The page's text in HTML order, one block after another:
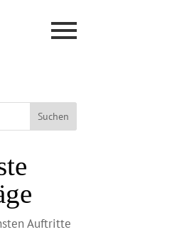
Suchen
Auftritte